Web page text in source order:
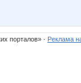
порталов» · Реклама